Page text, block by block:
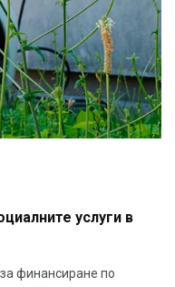
услуги в
финансиране по